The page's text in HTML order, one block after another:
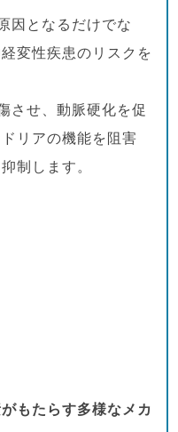
因となるだけでな
変性疾患のリスクを
させ、動脈硬化を促
リアの機能を阻害
制します。
もたらす多様なメカ